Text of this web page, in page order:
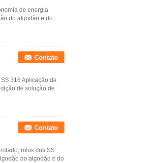
de energia
do algodão e do
Contato
316 Aplicação da
de solução de
Contato
rolos dos SS
do algodão e do